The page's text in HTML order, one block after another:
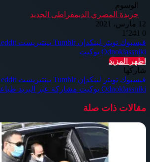
الوسوم
جريدة المصري الديمقراطى الجديد
12 مارس، 2021
0
فيسبوك تويتر لينكدإن بينتيريست
Odnoklassniki بوكيت
اظهر المزيد
شاركها
فيسبوك تويتر لينكدإن بينتيريست
Odnoklassniki بوكيت مشاركة عبر البريد
مقالات ذات صلة